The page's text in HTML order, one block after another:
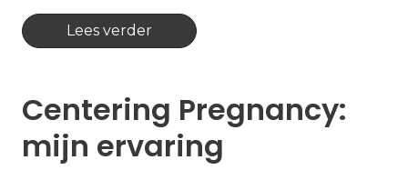
Lees verder
Centering Pregnancy:
mijn ervaring